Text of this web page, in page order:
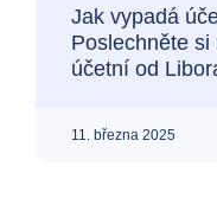
Jak vypadá
Poslechněte
účetní od
11. března 2025